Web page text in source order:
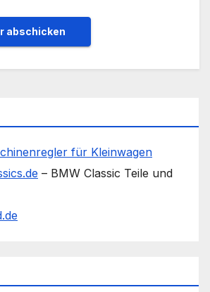
für Kleinwagen
– BMW Classic Teile und